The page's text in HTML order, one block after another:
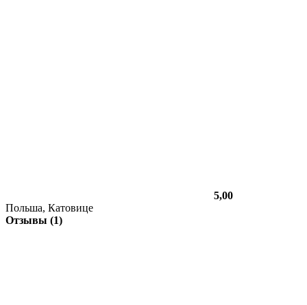
5,00
Польша, Катовице
Отзывы (1)